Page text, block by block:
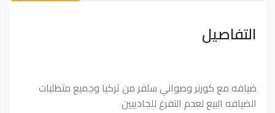
التفاصيل
ضيافه مع كورنر وصواني سلفر من تركيا وجميع متطلبات
الضيافه البيع لعدم التفرغ للجادييين